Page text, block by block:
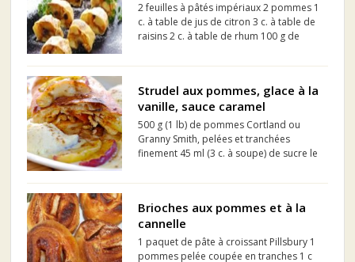
2 feuilles à pâtés impériaux 2 pommes 1
c. à table de jus de citron 3 c. à table de
raisins 2 c. à table de rhum 100 g de
table de sirop d'érable canadien
cannelle, au goût ...
Strudel aux pommes, glace à la
vanille, sauce caramel
500 g (1 lb) de pommes Cortland ou
Granny Smith, pelées et tranchées
finement 45 ml (3 c. à soupe) de sucre le
cannelle en poudre 2 tranches de pain
feuilles de...
Brioches aux pommes et à la
cannelle
1 paquet de pâte à croissant Pillsbury 1
pommes pelée coupée en tranches 1 c